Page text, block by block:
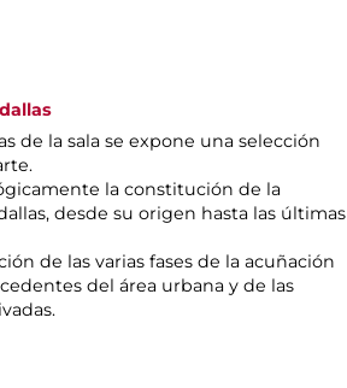
de la sala se expone una selección
la constitución de la
desde su origen hasta las últimas
de las varias fases de la acuñación
del área urbana y de las